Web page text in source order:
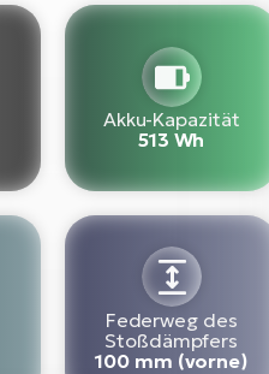
Akku-Kapazität
513 Wh
Federweg des
Stoßdämpfers
100 mm (vorne)